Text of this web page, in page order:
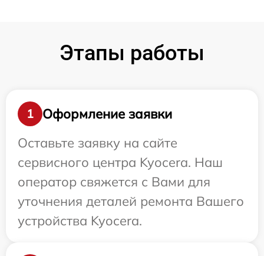
Этапы работы
1
Оформление заявки
Оставьте заявку на сайте
сервисного центра Kyocera. Наш
оператор свяжется с Вами для
уточнения деталей ремонта Вашего
устройства Kyocera.